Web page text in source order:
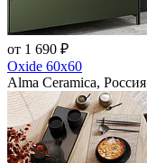
от 1 690 ₽
Oxide 60x60
Alma Ceramica, Россия